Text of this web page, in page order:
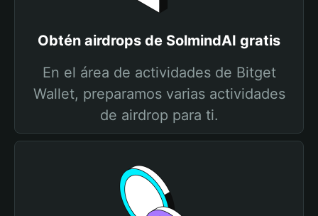
Obtén airdrops de SolmindAI gratis
En el área de actividades de Bitget
Wallet, preparamos varias actividades
de airdrop para ti.